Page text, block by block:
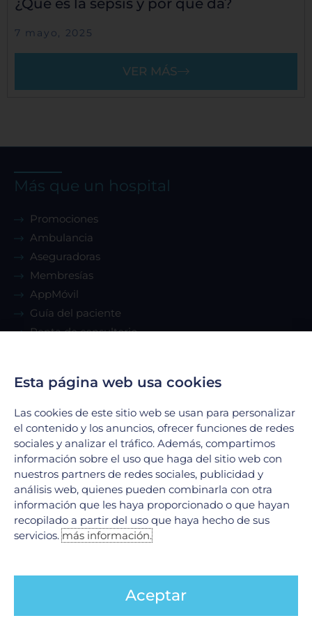
¿Qué es la sepsis y por qué da?
7 mayo, 2025
VER MÁS
Más que un hospital
Promociones
Ambulancia
Aseguradoras
Membresías
AppMóvil
Guía del paciente
Renta de consultorio
Servicios
Urgencias
Laboratorio Clínico
Laboratorio de Biología Molecular
Hospitalización
Imagenología
Hemodinamia
Ver todos
Legales
Aviso de Privacidad
Esta página web usa cookies
Las cookies de este sitio web se usan para personalizar
el contenido y los anuncios, ofrecer funciones de redes
sociales y analizar el tráfico. Además, compartimos
información sobre el uso que haga del sitio web con
nuestros partners de redes sociales, publicidad y
análisis web, quienes pueden combinarla con otra
información que les haya proporcionado o que hayan
recopilado a partir del uso que haya hecho de sus
servicios.más información.
Aceptar